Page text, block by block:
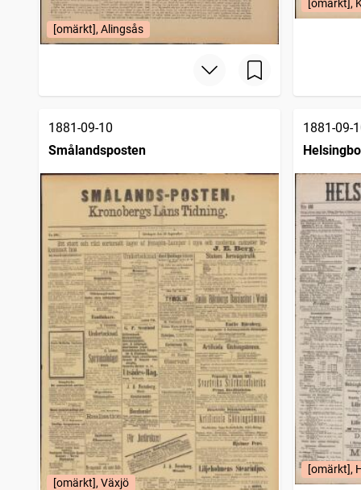
träffar
Nya Wexjöbladet
träffar
[omärkt], Alingsås
[omärkt],
1881-09-10
Smålandsposten
[omärkt], Växjö
1881-09-
[omärkt],